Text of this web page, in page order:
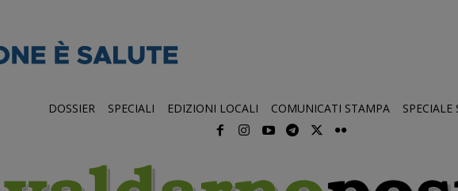
DOSSIER SPECIALI EDIZIONI LOCALI COMUNICATI STAMPA SPECIALE